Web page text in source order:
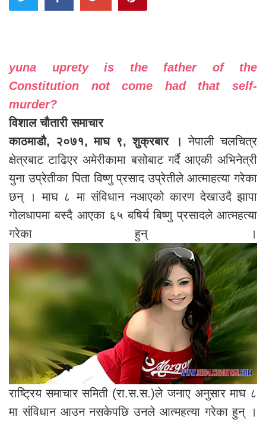
yuna uprety is the father of the
Constitution not come had that self-
murder?
विशाल चौतारी समाचार
काठमाडौ, २०७१, माघ ९, शुक्रबार । नेपाली चलचित्र
क्षेत्रबाट टाढिएर अमेरीकामा बसोबाट गर्दै आएकी अभिनेत्री
युना उप्रेतीका पिता विष्णु प्रसाद उप्रेतीले आत्माहत्या गरेका
छन् । माघ ८ मा संविधान नआएको कारण देखाउदै झापा
गोलधापमा बस्दै आएका ६५ बषिर्य बिष्णु प्रसादले आत्महत्या
गरेका हुन् ।
राष्ट्रिय समाचार समिती (रा.स.स.)ले जनाए अनुसार माघ ८
मा संविधान आउन नसकेपछि उनले आत्महत्या गरेका हुन् ।